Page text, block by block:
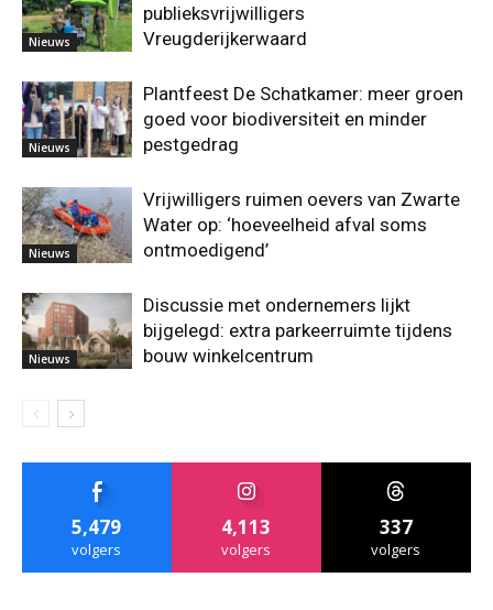
Nieuws
publieksvrijwilligers
Vreugderijkerwaard
Nieuws
Plantfeest De Schatkamer: meer groen
goed voor biodiversiteit en minder
pestgedrag
Nieuws
Vrijwilligers ruimen oevers van Zwarte
Water op: ‘hoeveelheid afval soms
ontmoedigend’
Nieuws
Discussie met ondernemers lijkt
bijgelegd: extra parkeerruimte tijdens
bouw winkelcentrum
5,479
volgers
4,113
volgers
337
volgers